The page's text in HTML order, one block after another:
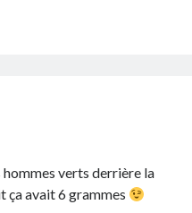
verts derrière la
ça avait 6 grammes